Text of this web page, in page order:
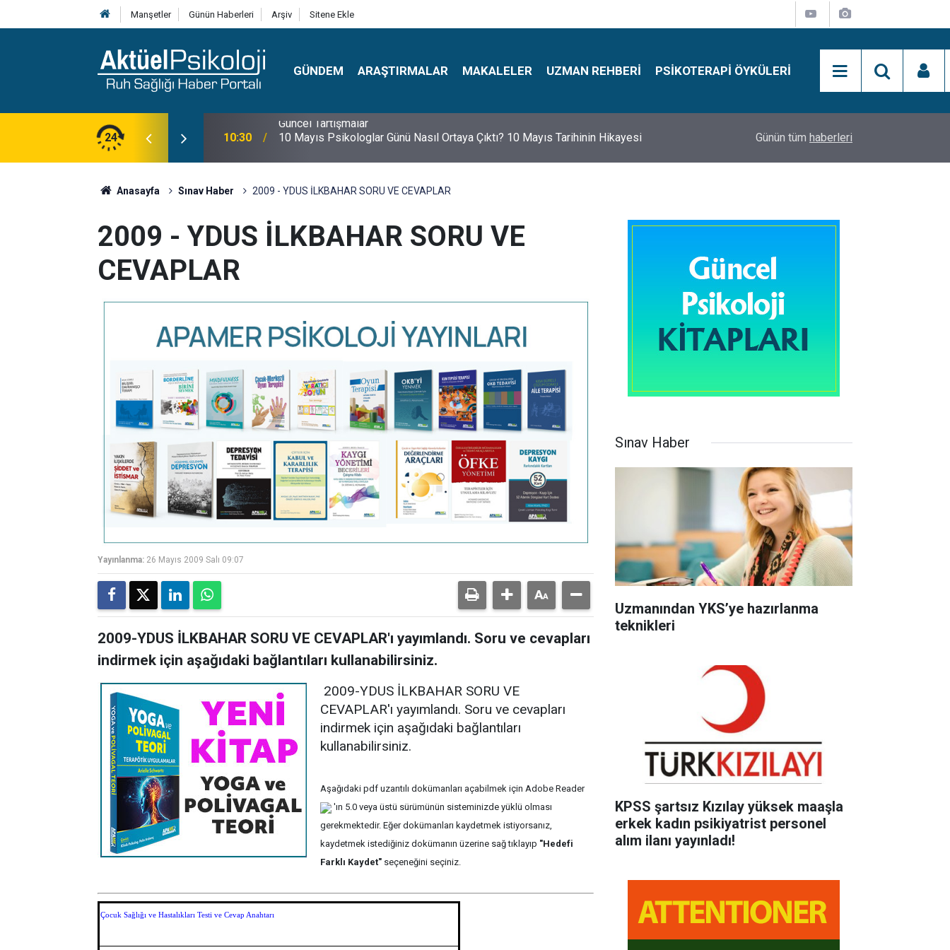
Manşetler Günün Haberleri Arşiv Sitene Ekle
GÜNDEM ARAŞTIRMALAR MAKALELER UZMAN REHBERI PSIKOTERAPI ÖYKÜLERI
24
Klinik Özellikleri, Tanı Kriterleri ve
10:30 10 Mayıs Psikologlar Günü Nasıl Ortaya Çıktı? 10 Mayıs Tarihinin Hikayesi Simon Says Dikkat Programı Nedir?
Günün tüm haberleri
Anasayfa Sınav Haber 2009 - YDUS İLKBAHAR SORU VE CEVAPLAR
2009 - YDUS İLKBAHAR SORU VE
CEVAPLAR
Yayınlanma: 26 Mayıs 2009 Salı 09:07
2009-YDUS İLKBAHAR SORU VE CEVAPLAR'ı yayımlandı. Soru ve cevapları
indirmek için aşağıdaki bağlantıları kullanabilirsiniz.
2009-YDUS İLKBAHAR SORU VE
CEVAPLAR'ı yayımlandı. Soru ve cevapları
indirmek için aşağıdaki bağlantıları
kullanabilirsiniz.
Aşağıdaki pdf uzantılı dokümanları açabilmek için Adobe Reader
'ın 5.0 veya üstü sürümünün sisteminizde yüklü olması
gerekmektedir. Eğer dokümanları kaydetmek istiyorsanız,
kaydetmek istediğiniz dokümanın üzerine sağ tıklayıp "Hedefi
Farklı Kaydet" seçeneğini seçiniz.
Çocuk Sağlığı ve Hastalıkları Testi ve Cevap Anahtarı
Sınav Haber
Uzmanından YKS’ye hazırlanma
teknikleri
KPSS şartsız Kızılay yüksek maaşla
erkek kadın psikiyatrist personel
alım ilanı yayınladı!